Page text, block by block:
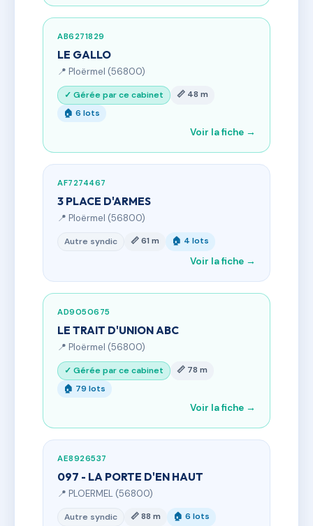
AB6271829
LE GALLO
📍 Ploërmel (56800)
✓ Gérée par ce cabinet
📏 48 m
🏠 6 lots
Voir la fiche →
AF7274467
3 PLACE D'ARMES
📍 Ploërmel (56800)
Autre syndic 📏 61 m 🏠 4 lots
Voir la fiche →
AD9050675
LE TRAIT D'UNION ABC
📍 Ploërmel (56800)
✓ Gérée par ce cabinet
📏 78 m
🏠 79 lots
Voir la fiche →
AE8926537
097 - LA PORTE D'EN HAUT
📍 PLOERMEL (56800)
Autre syndic 📏 88 m 🏠 6 lots